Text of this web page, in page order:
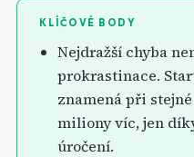
KLÍČOVÉ BODY
Nejdražší chyba
prokrastinace.
znamená při
miliony víc, jen
úročení.